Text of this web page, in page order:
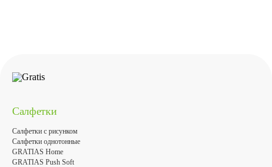
Салфетки
Салфетки с рисунком
Салфетки однотонные
GRATIAS Home
GRATIAS Push Soft